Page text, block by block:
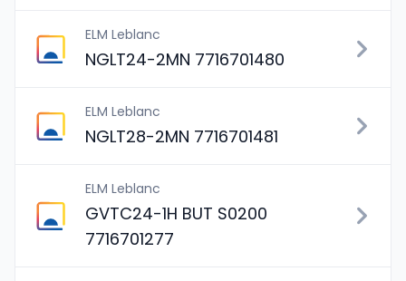
ELM Leblanc
NGLT24-2MN 7716701480
ELM Leblanc
NGLT28-2MN 7716701481
ELM Leblanc
GVTC24-1H BUT S0200
7716701277